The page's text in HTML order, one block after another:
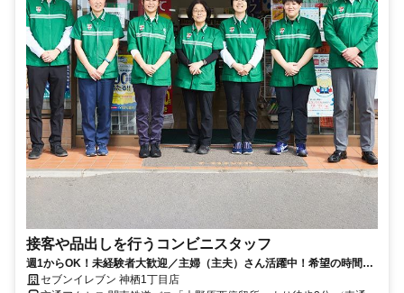
接客や品出しを行うコンビニスタッフ
週1からOK！未経験者大歓迎／主婦（主夫）さん活躍中！希望の時間帯
を選んで働けます。
セブンイレブン 神栖1丁目店